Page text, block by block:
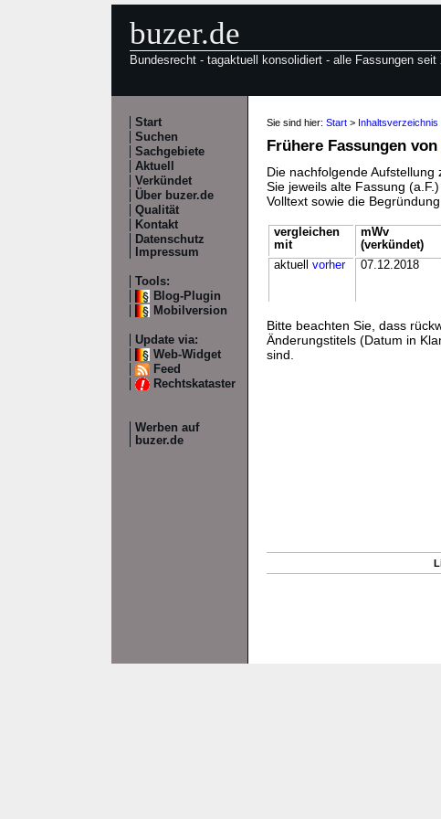
buzer.de
Bundesrecht - tagaktuell konsolidiert - alle Fassungen seit
Start
Suchen
Sachgebiete
Aktuell
Verkündet
Über buzer.de
Qualität
Kontakt
Datenschutz
Impressum
Tools:
Blog-Plugin
Mobilversion
Update via:
Web-Widget
Feed
Rechtskataster
Werben auf
buzer.de
Sie sind hier: Start > Inhaltsverzeichnis
Frühere Fassungen von
Die nachfolgende
Sie jeweils alte Fassung
Volltext sowie die
vergleichen
mit
mWv
(verkündet)
aktuell vorher 07.12.2018
Bitte beachten Sie, dass
Änderungstitels (Datum in
sind.